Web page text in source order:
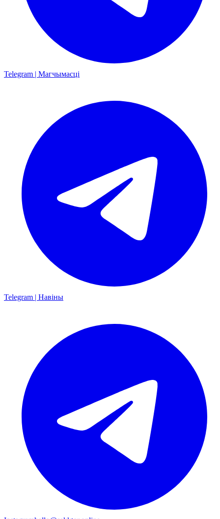
Telegram | Магчымасці
Telegram | Навіны